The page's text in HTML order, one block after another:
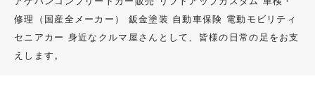
法人のお客様へ
修理（国産全メーカー）
鈑金塗装 自動車保険 電動モビリティ
セニアカー 身近なクルマ屋さんとして、皆様の日常の足をお支
えします。